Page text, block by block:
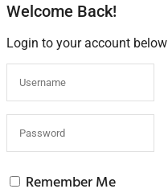
Welcome Back!
Login to your account below
Remember Me